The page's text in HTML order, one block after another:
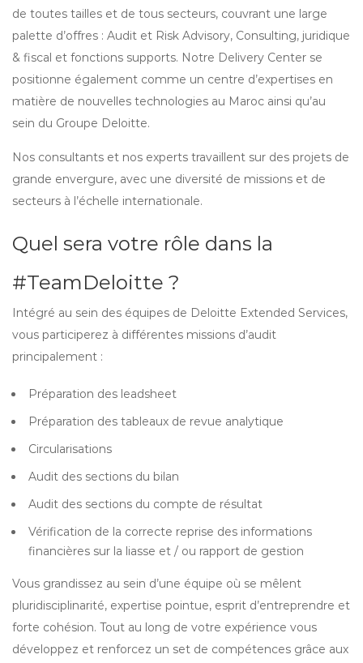
de toutes tailles et de tous secteurs, couvrant une large
palette d’offres : Audit et Risk Advisory, Consulting, juridique
& fiscal et fonctions supports. Notre Delivery Center se
positionne également comme un centre d’expertises en
matière de nouvelles technologies au Maroc ainsi qu’au
sein du Groupe Deloitte.
Nos consultants et nos experts travaillent sur des projets de
grande envergure, avec une diversité de missions et de
secteurs à l’échelle internationale.
Quel sera votre rôle dans la
#TeamDeloitte ?
Intégré au sein des équipes de Deloitte Extended Services,
vous participerez à différentes missions d’audit
principalement :
Préparation des leadsheet
Préparation des tableaux de revue analytique
Circularisations
Audit des sections du bilan
Audit des sections du compte de résultat
Vérification de la correcte reprise des informations
financières sur la liasse et / ou rapport de gestion
Vous grandissez au sein d’une équipe où se mêlent
pluridisciplinarité, expertise pointue, esprit d’entreprendre et
forte cohésion. Tout au long de votre expérience vous
développez et renforcez un set de compétences grâce aux